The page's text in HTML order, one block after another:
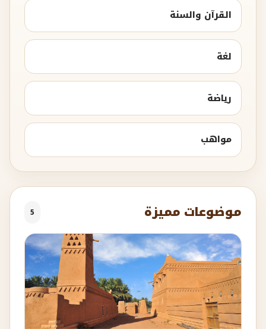
القرآن والسنة
لغة
رياضة
مواهب
موضوعات مميزة 5